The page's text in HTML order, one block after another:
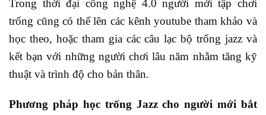
Trong thời đại công nghệ 4.0 người mới tập chơi
trống cũng có thể lên các kênh youtube tham khảo và
học theo, hoặc tham gia các câu lạc bộ trống jazz và
kết bạn với những người chơi lâu năm nhằm tăng kỹ
thuật và trình độ cho bản thân.
Phương pháp học trống Jazz cho người mới bắt